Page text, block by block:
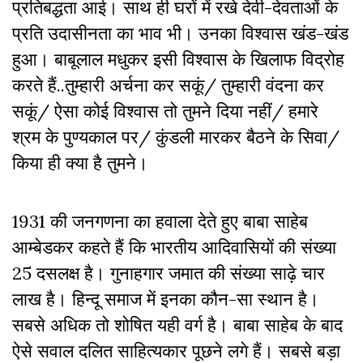
प्रतिबद्धता आई। साथ ही घरों में रखे देवी-देवताओं के
प्रति उदासीनता का भाव भी। उनका विश्वास खंड-खंड
हुआ। बाबूलाल मधुकर इसी विश्वास के खिलाफ विद्रोह
करते हैं..तुम्हारी अर्चना कर सकूं/ तुम्हारी वंदना कर
सकूं/ ऐसा कोई विश्वास तो तुमने दिया नहीं/ हमारे
श्रम के पुण्यकाल पर/ कुंडली मारकर बैठने के सिवा/
किया ही क्या है तुमने।
1931 की जनगणना का हवाला देते हुए बाबा साहेब
आम्बेडकर कहते हैं कि भारतीय आदिवासियों की संख्या
25 दसलक्ष है। गुनाहगार जमात की संख्या साढ़े चार
लाख है। हिन्दू समाज में इनका कौन-सा स्थान है।
सबसे अधिक तो शोषित यही वर्ग है। बाबा साहेब के बाद
ऐसे सवाल दलित साहित्यकार पूछने लगे हैं। सबसे बड़ा